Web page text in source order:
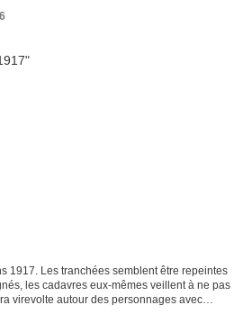
1917. Les tranchées semblent être repeintes
les cadavres eux-mêmes veillent à ne pas
virevolte autour des personnages avec